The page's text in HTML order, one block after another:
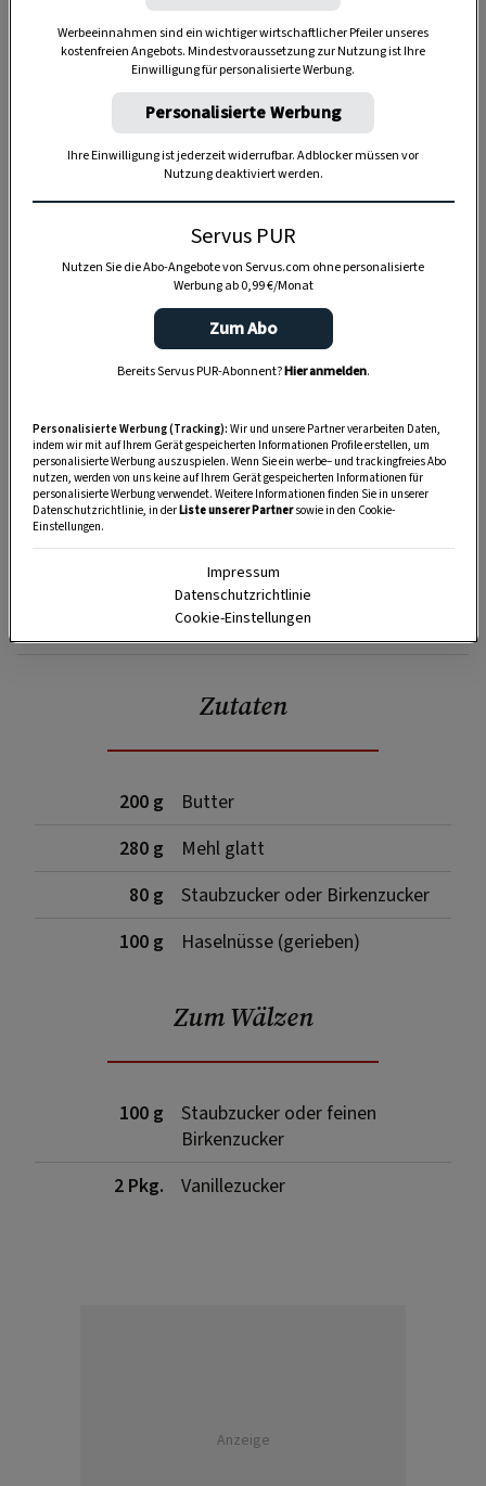
Anzeige
SPEICHERN DRUCKEN
Zutaten
200 g
Butter
280 g
Mehl glatt
80 g
Staubzucker oder Birkenzucker
100 g
Haselnüsse (gerieben)
Zum Wälzen
100 g
Staubzucker oder feinen
Birkenzucker
2 Pkg.
Vanillezucker
Anzeige
Werbeeinnahmen sind ein wichtiger wirtschaftlicher Pfeiler unseres
kostenfreien Angebots. Mindestvoraussetzung zur Nutzung ist Ihre
Einwilligung für personalisierte Werbung.
Personalisierte Werbung
Ihre Einwilligung ist jederzeit widerrufbar. Adblocker müssen vor
Nutzung deaktiviert werden.
Servus PUR
Nutzen Sie die Abo-Angebote von Servus.com ohne personalisierte
Werbung ab 0,99 €/Monat
Zum Abo
Bereits Servus PUR-Abonnent?Hier anmelden.
Personalisierte Werbung (Tracking): Wir und unsere Partner verarbeiten Daten,
indem wir mit auf Ihrem Gerät gespeicherten Informationen Profile erstellen, um
personalisierte Werbung auszuspielen. Wenn Sie ein werbe– und trackingfreies Abo
nutzen, werden von uns keine auf Ihrem Gerät gespeicherten Informationen für
personalisierte Werbung verwendet. Weitere Informationen finden Sie in unserer
Datenschutzrichtlinie, in derListe unserer Partnersowie in den Cookie-
Einstellungen.
Impressum
Datenschutzrichtlinie
Cookie-Einstellungen